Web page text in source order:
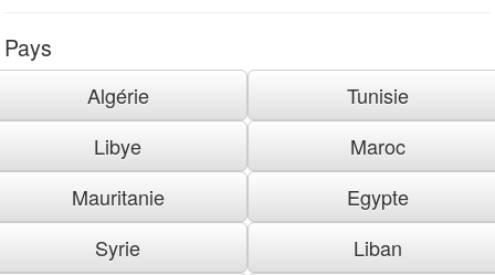
Pays
Algérie
Tunisie
Libye
Maroc
Mauritanie
Egypte
Syrie
Liban